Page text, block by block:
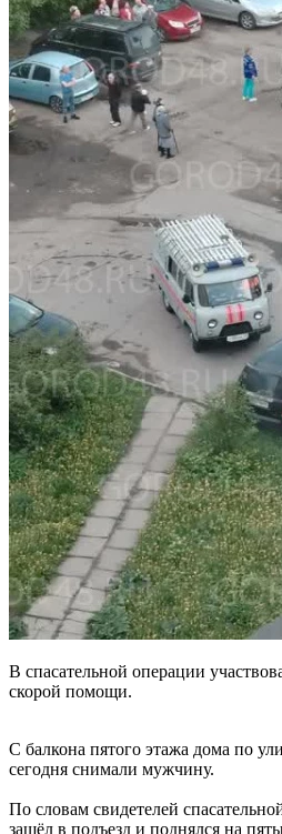
В спасательной операции
скорой помощи.
С балкона пятого этажа дома по
сегодня снимали мужчину.
По словам свидетелей
зашёл в подъезд и поднялся на